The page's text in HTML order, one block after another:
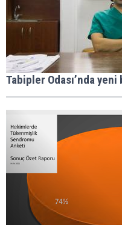
Tabipler Odası’nda